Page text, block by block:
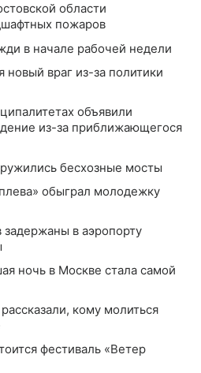
области
пожаров
в начале рабочей недели
враг из-за политики
объявили
из-за приближающегося
бесхозные мосты
обыграл молодежку
задержаны в аэропорту
ночь в Москве стала самой
кому молиться
фестиваль «Ветер